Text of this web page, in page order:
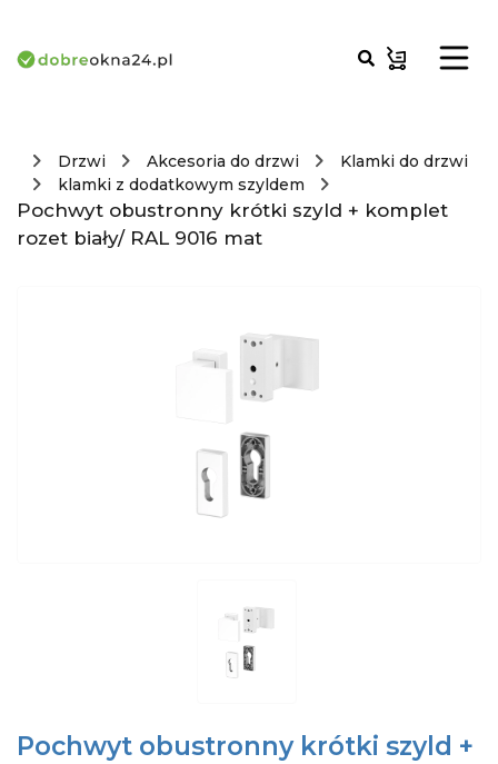
Drzwi Akcesoria do drzwi
Klamki do drzwi
klamki z dodatkowym szyldem
Pochwyt obustronny krótki szyld + komplet
rozet biały/ RAL 9016 mat
Pochwyt obustronny krótki szyld +